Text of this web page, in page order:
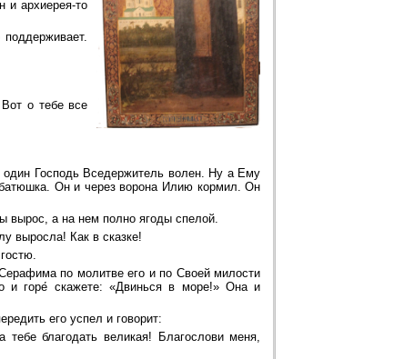
и архиерея-то
о тебе все
Господь Вседержитель волен. Ну а Ему
Он и через ворона Илию кормил. Он
вырос, а на нем полно ягоды спелой.
выросла! Как в сказке!
по молитве его и по Своей милости
и горе́ скажете: «Двинься в море!» Она и
его успел и говорит:
благодать великая! Благослови меня,